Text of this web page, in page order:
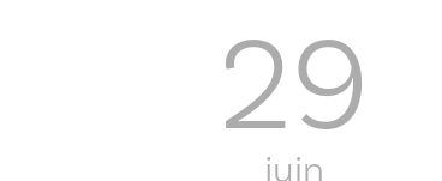
29
juin